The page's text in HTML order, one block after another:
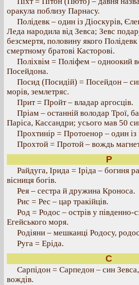
оракула поблизу Парнасу.
Полідевк – один із Діоскурів,
Леда народила від Зевса; Зевс
безсмертя, половину якого
смертному братові Касторові.
Поліхвім = Поліфем – одноокий
Посейдона.
Посид (Посидій) = Посейдон –
морів, землетряс.
Прит = Пройт – владар аргосців.
Пріам – останній володар Трої,
Паріса, Кассандри; усього мав 50
Прохтинір = Протоенор – один із
Прохтой = Протой – вождь
Р
Райдуга, Ірида = Іріда – богиня
вісниця богів.
Рея – сестра й дружина Кроноса.
Рис = Рес – цар тракійців.
Род = Родос – острів у південно-
Егейського моря.
Родіяни – мешканці Родосу,
Руга = Еріда.
С
Сарпідон = Сарпедон – син Зевса,
вождів.